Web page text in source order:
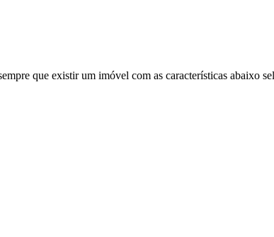
que existir um imóvel com as características abaixo